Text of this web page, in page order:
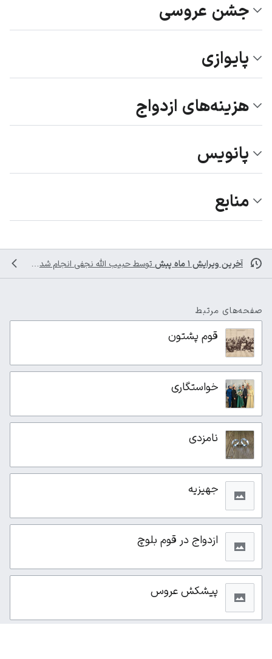
جشن عروسی
پایوازی
هزینه‌های ازدواج
پانویس
منابع
آخرین ویرایش ۱ ماه پیش توسط حبیب الله نجفی انجام شده است
صفحه‌های مرتبط
قوم پشتون
خواستگاری
نامزدی
جهیزیه
ازدواج در قوم بلوچ
پیشکش عروس